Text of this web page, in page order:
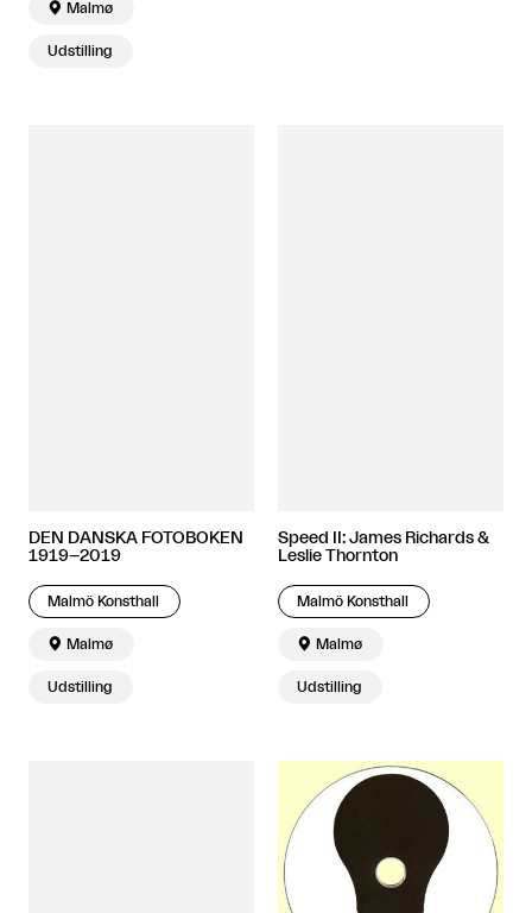
 Malmø
Udstilling
DEN DANSKA FOTOBOKEN
1919–2019
Malmö Konsthall
 Malmø
Udstilling
Speed II: James Richards &
Leslie Thornton
Malmö Konsthall
 Malmø
Udstilling